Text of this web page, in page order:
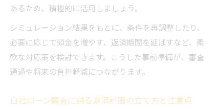
あるため、積極的に活用しましょう。
シミュレーション結果をもとに、条件を再調整したり、
必要に応じて頭金を増やす、返済期間を延ばすなど、柔
軟な対応策を検討できます。こうした事前準備が、審査
通過や将来の負担軽減につながります。
自社ローン審査に通る返済計画の立て方と注意点